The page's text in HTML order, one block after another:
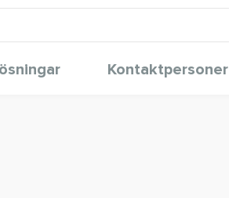
Kontaktpersoner